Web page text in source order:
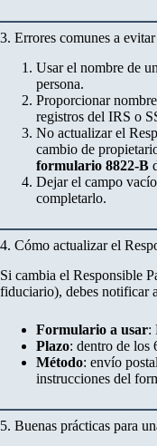
3. Errores comunes a evitar
Usar el nombre de
persona.
Proporcionar
registros del IRS o
No actualizar el
cambio de
formulario 8822-B
Dejar el campo
completarlo.
4. Cómo actualizar el
Si cambia el Responsible
fiduciario), debes notificar
Formulario a usar:
Plazo: dentro de los
Método: envío
instrucciones del
5. Buenas prácticas para